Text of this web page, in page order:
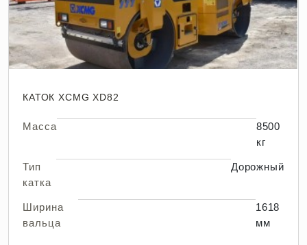
КАТОК XCMG XD82
Масса
8500
кг
Тип
катка
Дорожный
Ширина
вальца
1618
мм